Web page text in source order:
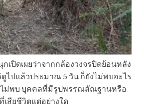
เปิดเผยว่าจากกล้องวงจรปิดย้อนหลัง
ไปแล้วประมาณ 5 วัน ก็ยังไม่พบอะไร
ไม่พบ บุคคลที่มีรูปพรรณสัณฐานหรือ
เสียชีวิตแต่อย่างใด